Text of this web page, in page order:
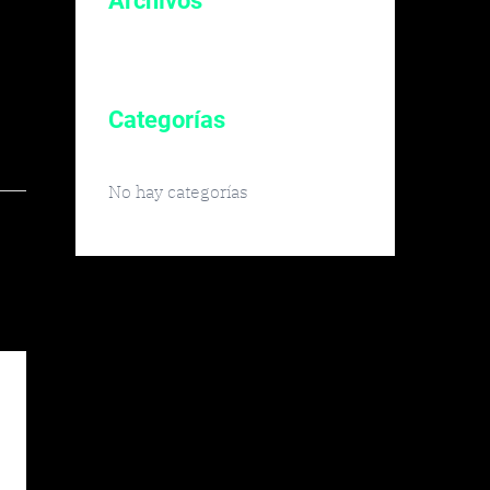
Categorías
No hay categorías